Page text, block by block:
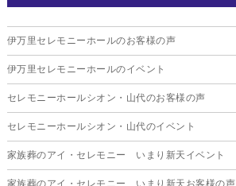
伊万里セレモニーホールのお客様の声
伊万里セレモニーホールのイベント
セレモニーホールシオン・山代のお客様の声
セレモニーホールシオン・山代のイベント
家族葬のアイ・セレモニー いまり新天イベント
家族葬のアイ・セレモニー いまり新天お客様の声